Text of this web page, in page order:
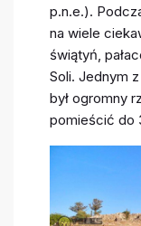
p.n.e.).
na wiele
świątyń,
Soli. Jednym
był ogromny
pomieścić do